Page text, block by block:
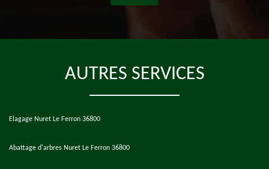
AUTRES SERVICES
Elagage Nuret Le Ferron 36800
Abattage d'arbres Nuret Le Ferron 36800